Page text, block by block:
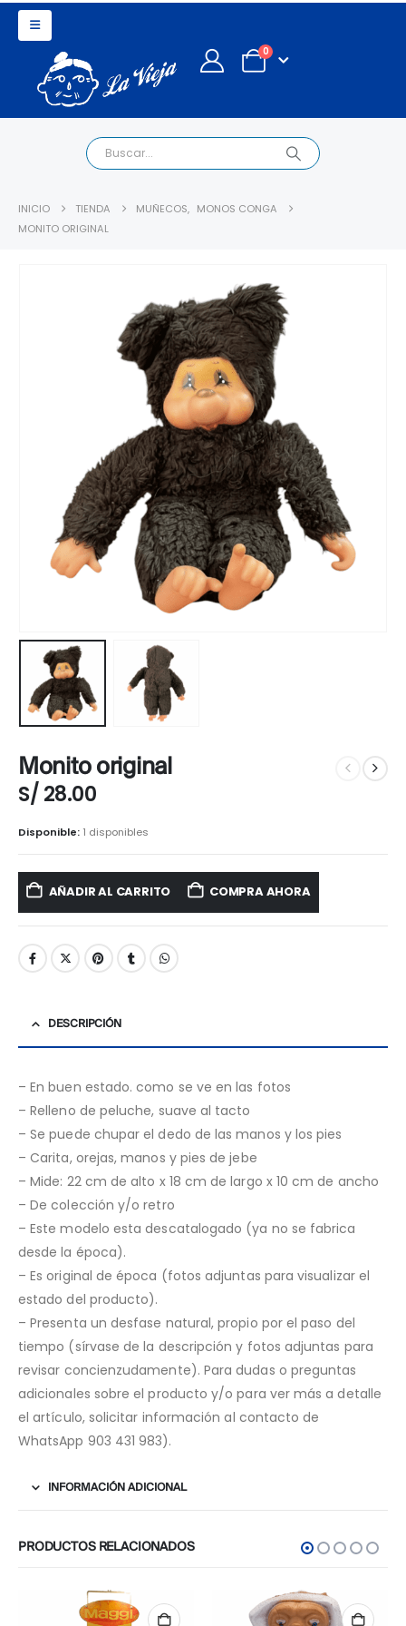
0
INICIO TIENDA MUÑECOS, MONOS CONGA
MONITO ORIGINAL
Monito original
S/ 28.00
Disponible: 1 disponibles
AÑADIR AL CARRITO COMPRA AHORA
DESCRIPCIÓN
– En buen estado. como se ve en las fotos
– Relleno de peluche, suave al tacto
– Se puede chupar el dedo de las manos y los pies
– Carita, orejas, manos y pies de jebe
– Mide: 22 cm de alto x 18 cm de largo x 10 cm de ancho
– De colección y/o retro
– Este modelo esta descatalogado (ya no se fabrica
desde la época).
– Es original de época (fotos adjuntas para visualizar el
estado del producto).
– Presenta un desfase natural, propio por el paso del
tiempo (sírvase de la descripción y fotos adjuntas para
revisar concienzudamente). Para dudas o preguntas
adicionales sobre el producto y/o para ver más a detalle
el artículo, solicitar información al contacto de
WhatsApp 903 431 983).
INFORMACIÓN ADICIONAL
PRODUCTOS RELACIONADOS